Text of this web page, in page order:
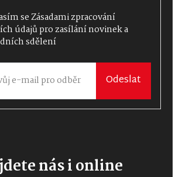
seZásadami zpracování
údajůpro zasílání novinek a
sdělení
Odeslat
nás i online